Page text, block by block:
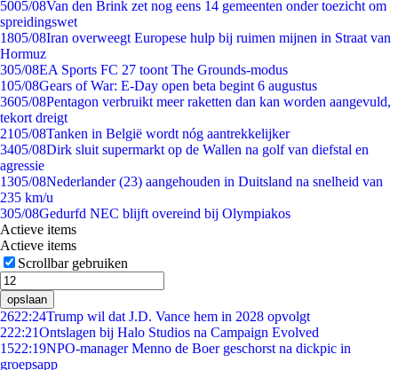
5005/08Van den Brink zet nog eens 14 gemeenten onder toezicht om
spreidingswet
1805/08Iran overweegt Europese hulp bij ruimen mijnen in Straat van
Hormuz
305/08EA Sports FC 27 toont The Grounds-modus
105/08Gears of War: E-Day open beta begint 6 augustus
3605/08Pentagon verbruikt meer raketten dan kan worden aangevuld,
tekort dreigt
2105/08Tanken in België wordt nóg aantrekkelijker
3405/08Dirk sluit supermarkt op de Wallen na golf van diefstal en
agressie
1305/08Nederlander (23) aangehouden in Duitsland na snelheid van
235 km/u
305/08Gedurfd NEC blijft overeind bij Olympiakos
Actieve items
Actieve items
Scrollbar gebruiken
opslaan
2622:24Trump wil dat J.D. Vance hem in 2028 opvolgt
222:21Ontslagen bij Halo Studios na Campaign Evolved
1522:19NPO-manager Menno de Boer geschorst na dickpic in
groepsapp